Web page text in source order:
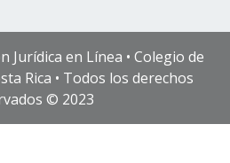
Jurídica en Línea • Colegio de
Rica • Todos los derechos
© 2023